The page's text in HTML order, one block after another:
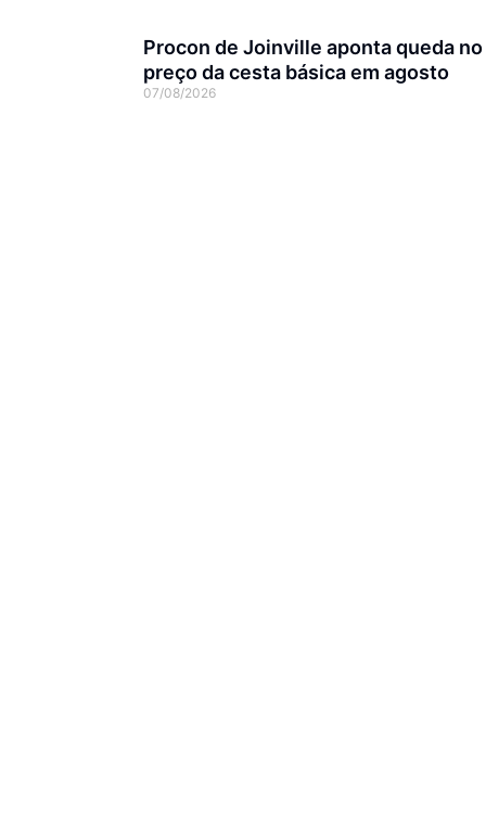
Procon de Joinville aponta queda no
preço da cesta básica em agosto
07/08/2026